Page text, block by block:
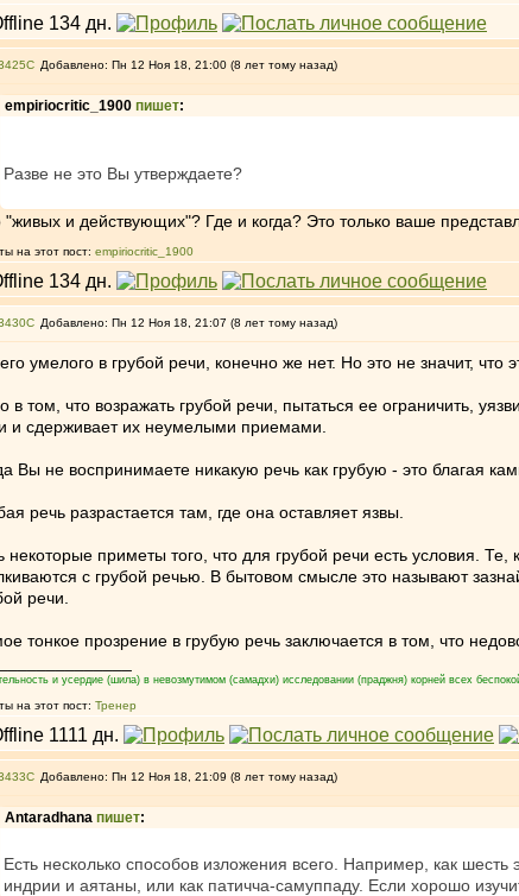
Добавлено: Пн 12 Ноя 18, 21:00 (8 лет тому назад)
empiriocritic_1900 пишет:
Разве не это Вы утверждаете?
"живых и действующих"? Где и когда? Это только ваше
на этот пост: empiriocritic_1900
Добавлено: Пн 12 Ноя 18, 21:07 (8 лет тому назад)
умелого в грубой речи, конечно же нет. Но это не значит,
в том, что возражать грубой речи, пытаться ее ограничить,
и сдерживает их неумелыми приемами.
Вы не воспринимаете никакую речь как грубую - это благая
речь разрастается там, где она оставляет язвы.
некоторые приметы того, что для грубой речи есть условия.
с грубой речью. В бытовом смысле это называют
речи.
тонкое прозрение в грубую речь заключается в том, что
и усердие (шила) в невозмутимом (самадхи) исследовании (праджня) корней всех
на этот пост: Тренер
Добавлено: Пн 12 Ноя 18, 21:09 (8 лет тому назад)
Antaradhana пишет:
Есть несколько способов изложения всего. Например, как
индрии и аятаны, или как патичча-самуппаду. Если хорошо